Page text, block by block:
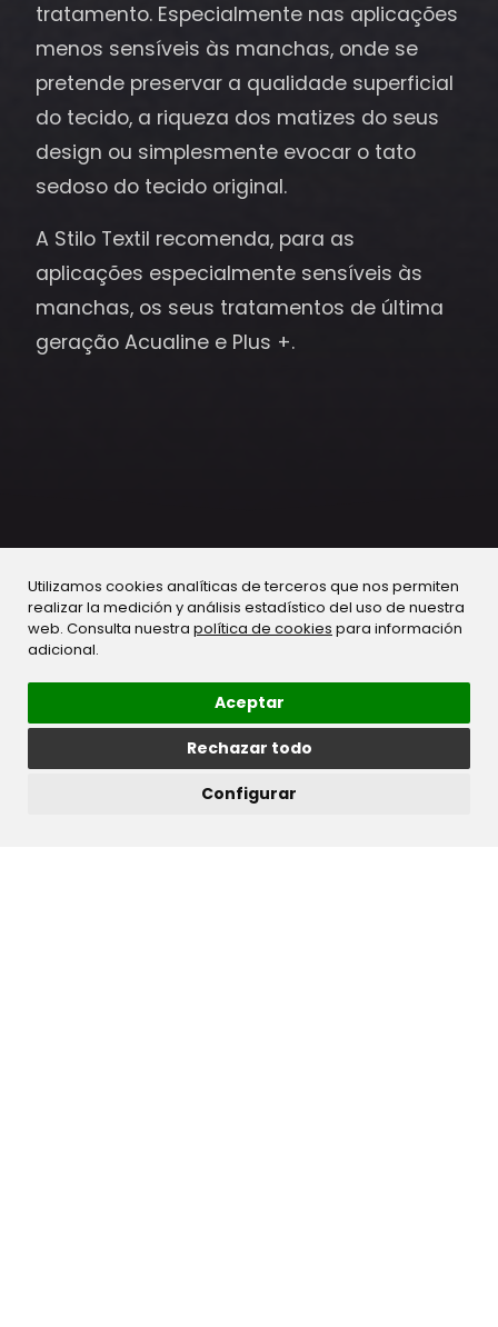
Utilizamos cookies analíticas de terceros que nos permiten
realizar la medición y análisis estadístico del uso de nuestra
web. Consulta nuestra política de cookies para información
adicional.
Aceptar
Rechazar todo
Configurar
tratamento. Especialmente nas aplicações
menos sensíveis às manchas, onde se
pretende preservar a qualidade superficial
do tecido, a riqueza dos matizes do seus
design ou simplesmente evocar o tato
sedoso do tecido original.
A Stilo Textil recomenda, para as
aplicações especialmente sensíveis às
manchas, os seus tratamentos de última
geração Acualine e Plus +.